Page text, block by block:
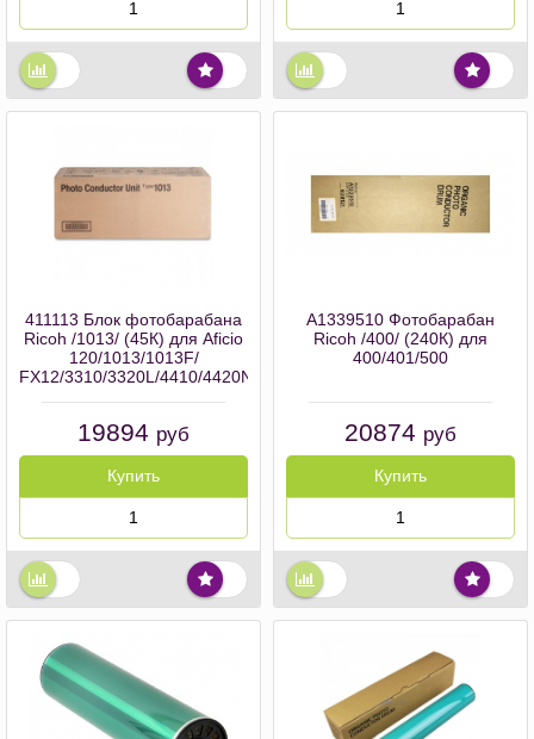
411113 Блок фотобарабана
Ricoh /1013/ (45К) для Aficio
120/1013/1013F/
FX12/3310/3320L/4410/4420NF
19894 руб
Купить
A1339510 Фотобарабан
Ricoh /400/ (240К) для
400/401/500
20874 руб
Купить